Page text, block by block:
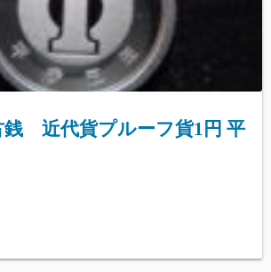
銭 近代貨プルーフ貨1円 平